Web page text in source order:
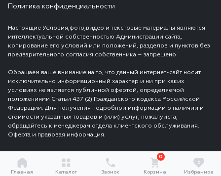
Политика конфиденциальности
Настоящие Условия,фото,видео и текстовые материалы являются
интеллектуальной собственностью Администрации сайта,
копирование его условий или положений, разделов и пунктов без
предварительного согласия собственника – запрещено.
Обращаем ваше внимание на то, что данный интернет-сайт носит
исключительно информационный характер и ни при каких
условиях не является публичной офертой, определяемой
положениями Статьи 437 (2) Гражданского кодекса Российской
Федерации. Для получения подробной информации о наличии и
стоимости указанных товаров и (или) услуг, пожалуйста,
обращайтесь к менеджерам отдела клиентского обслуживания.
Оферта и правовая информация.
Главная Каталог Звонок
0
Корзина
0
Избранное